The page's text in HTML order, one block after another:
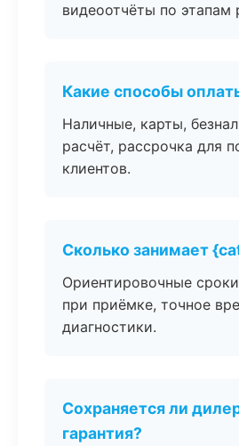
видеоотчёты по этапам
Какие способы
Наличные, карты,
расчёт, рассрочка для
клиентов.
Сколько занимает
Ориентировочные
при приёмке, точное
диагностики.
Сохраняется ли
гарантия?